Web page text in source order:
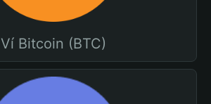
Ví Bitcoin (BTC)